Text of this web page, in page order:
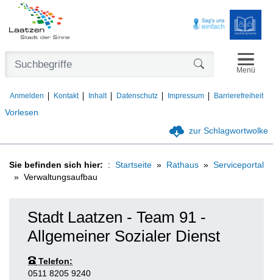
Vorlesen
Anmelden Kontakt Inhalt Datenschutz Impressum Barrierefreiheit
Menü
zur Schlagwortwolke
Sie befinden sich hier: Startseite Rathaus
Serviceportal
Verwaltungsaufbau
Stadt Laatzen - Team 91 -
Allgemeiner Sozialer Dienst
Telefon:
0511 8205 9240